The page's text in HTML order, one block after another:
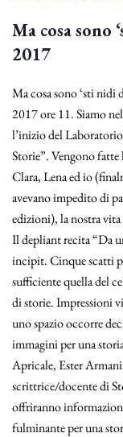
Ma cosa
2017
Ma cosa sono ‘sti
2017 ore 11. Siamo
l’inizio del
Storie”. Vengono
Clara, Lena ed io
avevano impedito di
edizioni), la nostra
Il depliant recita “Da
incipit. Cinque scatti
sufficiente quella del
di storie. Impressioni
uno spazio occorre
immagini per una
Apricale, Ester
scrittrice/docente di
offriranno
fulminante per una